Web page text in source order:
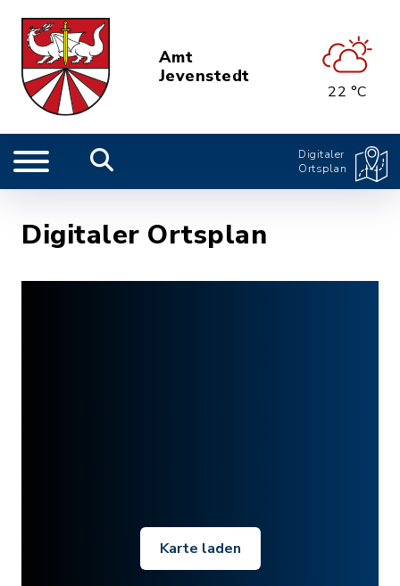
Amt
Jevenstedt
22 °C
Digitaler
Ortsplan
Digitaler Ortsplan
Karte laden